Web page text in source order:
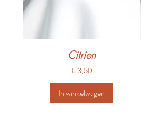
Citrien
Prijs
€ 3,50
In winkelwagen